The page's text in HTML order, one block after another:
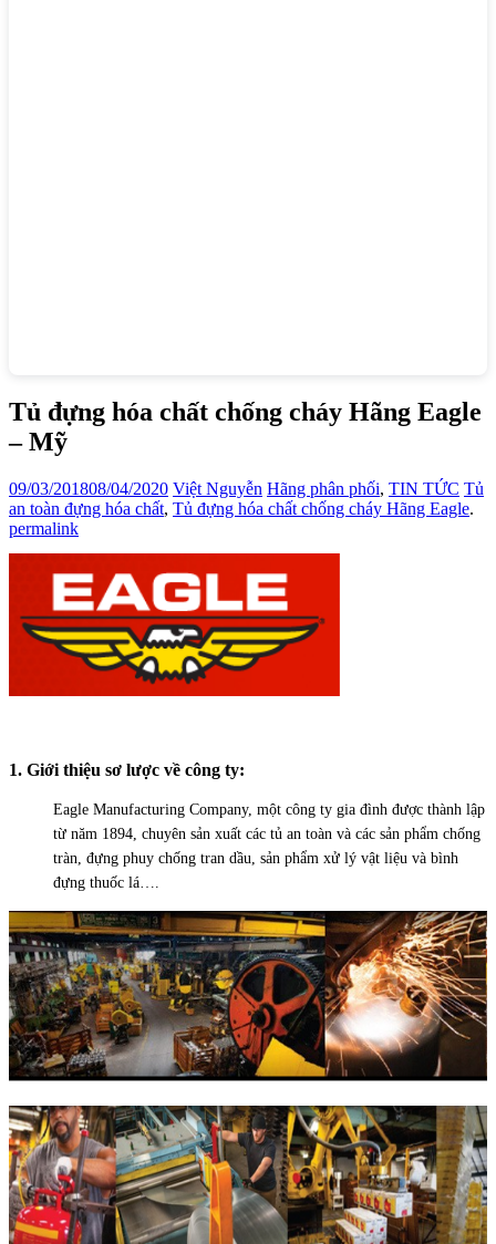
Tủ đựng hóa chất chống cháy Hãng Eagle
– Mỹ
09/03/201808/04/2020 Việt Nguyễn Hãng phân phối, TIN TỨC Tủ
an toàn đựng hóa chất, Tủ đựng hóa chất chống cháy Hãng Eagle.
permalink
1. Giới thiệu sơ lược về công ty:
Eagle Manufacturing Company, một công ty gia đình được thành lập
từ năm 1894, chuyên sản xuất các tủ an toàn và các sản phẩm chống
tràn, đựng phuy chống tran dầu, sản phẩm xử lý vật liệu và bình
đựng thuốc lá….